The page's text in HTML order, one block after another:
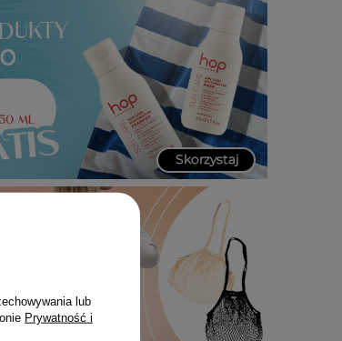
lub
Prywatność i